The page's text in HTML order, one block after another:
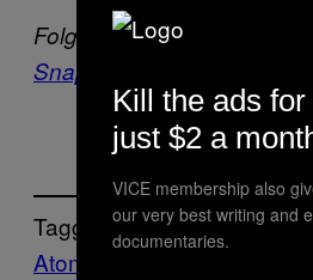
Folge VICE auf
Snapchat
Tagged:
Atomkrieg
Kill the ads for
just $2 a
VICE membership also
our very best writing and
documentaries.